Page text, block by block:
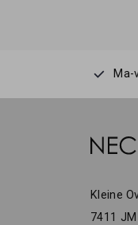
Ma-
Kleine
7411